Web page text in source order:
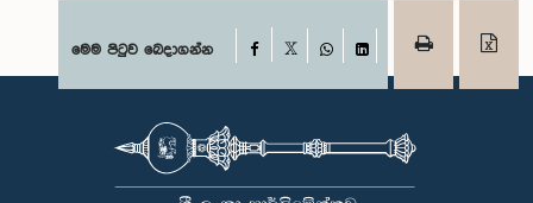
මෙම පිටුව බෙදාගන්න Facebook
WhatsAppLinkedIn